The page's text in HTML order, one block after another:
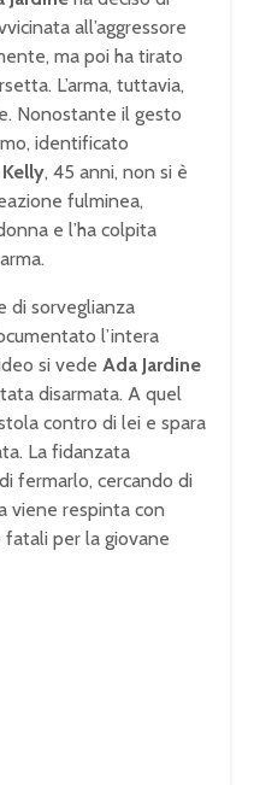
all’aggressore
ma poi ha tirato
L’arma, tuttavia,
Nonostante il gesto
identificato
Kelly, 45 anni, non si è
fulminea,
e l’ha colpita
di sorveglianza
l’intera
si vede Ada Jardine
disarmata. A quel
contro di lei e spara
La fidanzata
fermarlo, cercando di
viene respinta con
per la giovane